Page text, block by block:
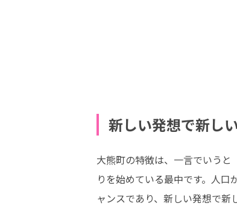
新しい発想で新し
大熊町の特徴は、一言でいうと
りを始めている最中です。人
ャンスであり、新しい発想で新